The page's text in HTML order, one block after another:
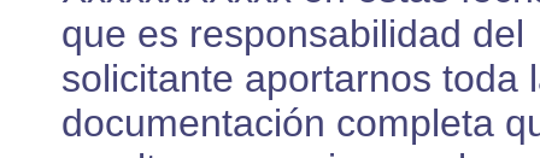
que es responsabilidad del
solicitante aportarnos toda
documentación completa